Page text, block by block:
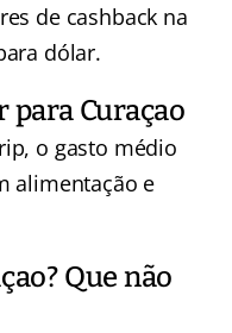
de cashback na
dólar.
Curaçao
o gasto médio
alimentação e
Que não